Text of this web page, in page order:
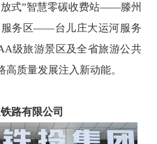
式”智慧零碳收费站——滕州
服务区——台儿庄大运河服务
级旅游景区及全省旅游公共
质量发展注入新动能。
路有限公司